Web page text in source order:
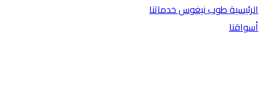
الرئيسيةطوب نيغوسخدماتنا
أسواقنا